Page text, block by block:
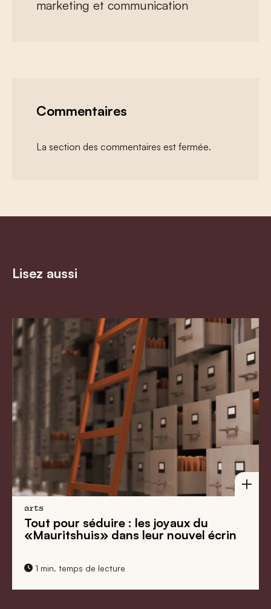
marketing et communication
Commentaires
La section des commentaires est fermée.
Lisez aussi
arts
Tout pour séduire : les joyaux du
«Mauritshuis» dans leur nouvel écrin
1 min. temps de lecture